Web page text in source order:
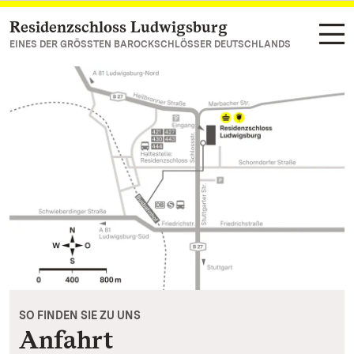
Zum Hauptinhalt springen
Residenzschloss Ludwigsburg
EINES DER GRÖSSTEN BAROCKSCHLÖSSER DEUTSCHLANDS
SO FINDEN SIE ZU UNS
Anfahrt